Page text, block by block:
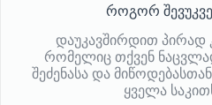
როგორ
დაუკავშირდით პირად
რომელიც თქვენ
შეძენასა და
ყველა